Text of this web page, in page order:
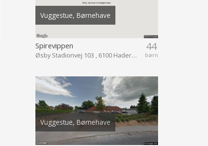
Vuggestue, Børnehave
44
børn
Spirevippen
Øsby Stadionvej 103 , 6100 Haderslev
Vuggestue, Børnehave